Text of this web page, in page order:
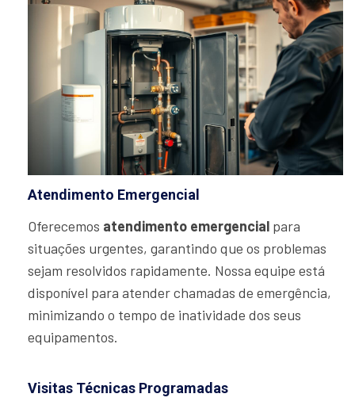
Atendimento Emergencial
Oferecemos atendimento emergencial para
situações urgentes, garantindo que os problemas
sejam resolvidos rapidamente. Nossa equipe está
disponível para atender chamadas de emergência,
minimizando o tempo de inatividade dos seus
equipamentos.
Visitas Técnicas Programadas